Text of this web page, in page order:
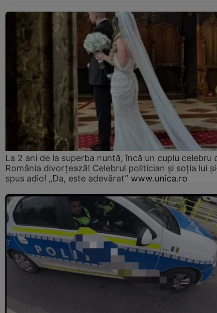
La 2 ani de la superba nuntă, încă un cuplu celebru
România divorțează! Celebrul politician și soția lui
spus adio! „Da, este adevărat” www.unica.ro